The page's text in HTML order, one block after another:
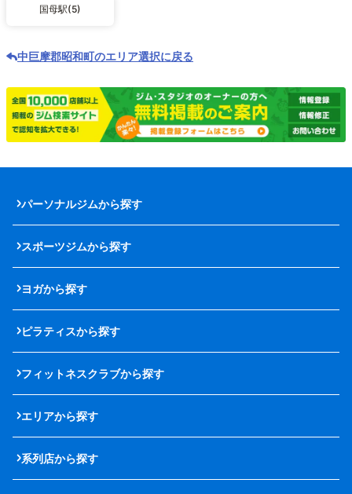
国母駅(5)
中巨摩郡昭和町のエリア選択に戻る
パーソナルジムから探す
スポーツジムから探す
ヨガから探す
ピラティスから探す
フィットネスクラブから探す
エリアから探す
系列店から探す